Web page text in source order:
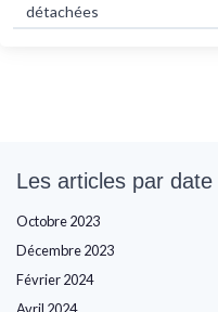
détachées
Les articles par date
Octobre 2023
Décembre 2023
Février 2024
Avril 2024